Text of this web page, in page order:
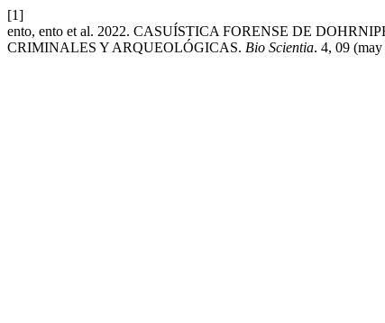
[1]
ento, ento et al. 2022. CASUÍSTICA FORENSE DE
CRIMINALES Y ARQUEOLÓGICAS. Bio Scientia. 4, 09